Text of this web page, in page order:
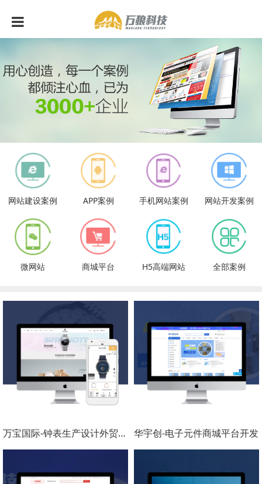
网站建设案例 APP案例 手机网站案例 网站开发案例
微网站 商城平台 H5高端网站 全部案例
万宝国际-钟表生产设计外贸网站建设 华宇创-电子元件商城平台开发